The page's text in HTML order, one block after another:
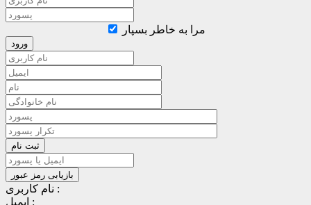
مرا به خاطر بسپار
نام کاربری :
ایمیل :